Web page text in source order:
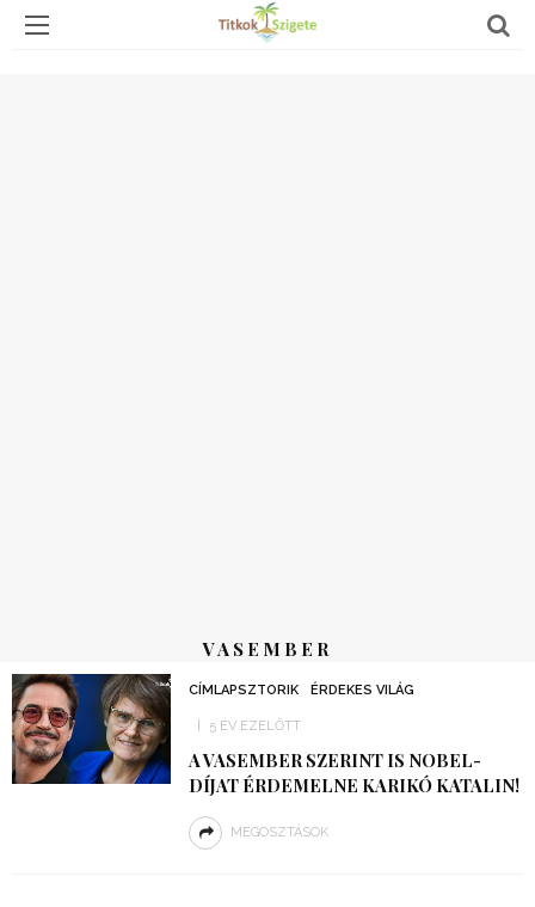
VASEMBER
CÍMLAPSZTORIK ÉRDEKES VILÁG
5 ÉV EZELŐTT
A VASEMBER SZERINT IS NOBEL-
DÍJAT ÉRDEMELNE KARIKÓ KATALIN!
MEGOSZTÁSOK